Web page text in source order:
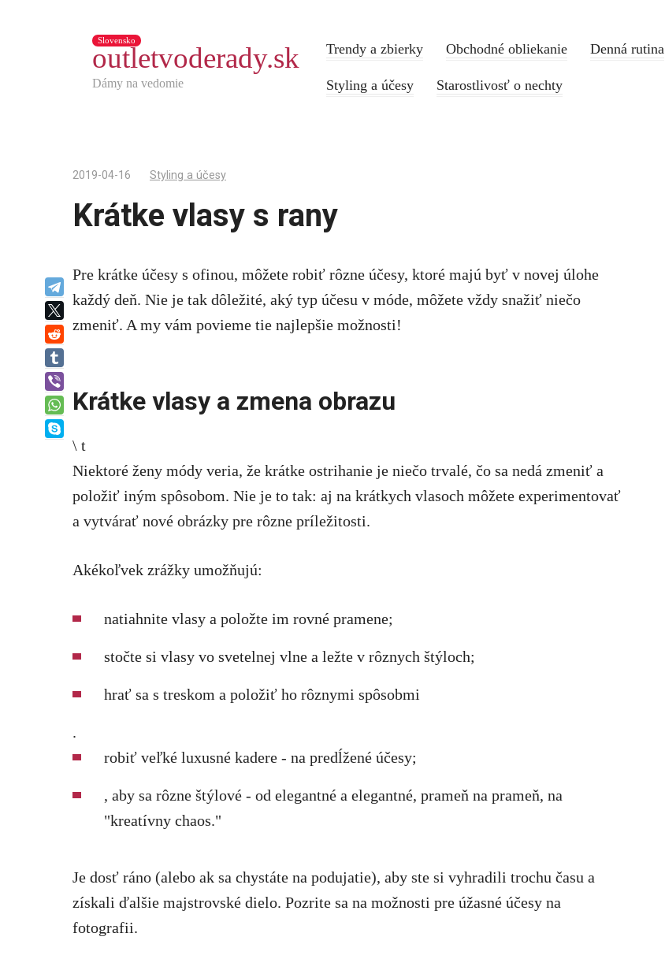
outletvoderady.sk
Slovensko
Dámy na vedomie
Trendy a zbierky Obchodné obliekanie Denná rutina
Styling a účesy Starostlivosť o nechty
2019-04-16 Styling a účesy
Krátke vlasy s rany
Pre krátke účesy s ofinou, môžete robiť rôzne účesy, ktoré majú byť v novej úlohe
každý deň. Nie je tak dôležité, aký typ účesu v móde, môžete vždy snažiť niečo
zmeniť. A my vám povieme tie najlepšie možnosti!
Krátke vlasy a zmena obrazu
\ t
Niektoré ženy módy veria, že krátke ostrihanie je niečo trvalé, čo sa nedá zmeniť a
položiť iným spôsobom. Nie je to tak: aj na krátkych vlasoch môžete experimentovať
a vytvárať nové obrázky pre rôzne príležitosti.
Akékoľvek zrážky umožňujú:
natiahnite vlasy a položte im rovné pramene;
stočte si vlasy vo svetelnej vlne a ležte v rôznych štýloch;
hrať sa s treskom a položiť ho rôznymi spôsobmi
.
robiť veľké luxusné kadere - na predĺžené účesy;
, aby sa rôzne štýlové - od elegantné a elegantné, prameň na prameň, na
"kreatívny chaos."
Je dosť ráno (alebo ak sa chystáte na podujatie), aby ste si vyhradili trochu času a
získali ďalšie majstrovské dielo. Pozrite sa na možnosti pre úžasné účesy na
fotografii.
reddit
WhatsApp